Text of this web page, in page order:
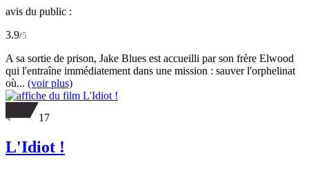
avis du public :
3.9/5
A sa sortie de prison, Jake Blues est accueilli par son frère Elwood
qui l'entraîne immédiatement dans une mission : sauver l'orphelinat
où... (voir plus)
17
L'Idiot !